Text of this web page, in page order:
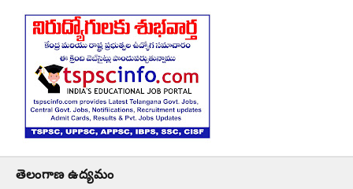
తెలంగాణ ఉద్యమం